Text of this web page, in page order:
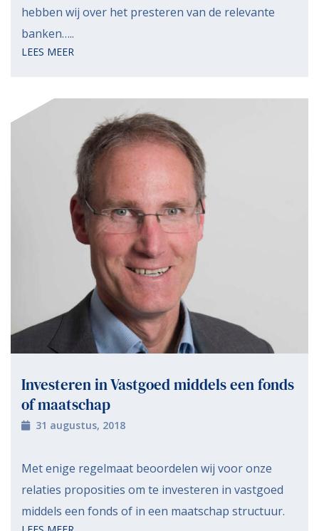
hebben wij over het presteren van de relevante
banken…..
LEES MEER
Investeren in Vastgoed middels een fonds
of maatschap
31 augustus, 2018
Met enige regelmaat beoordelen wij voor onze
relaties proposities om te investeren in vastgoed
middels een fonds of in een maatschap structuur.